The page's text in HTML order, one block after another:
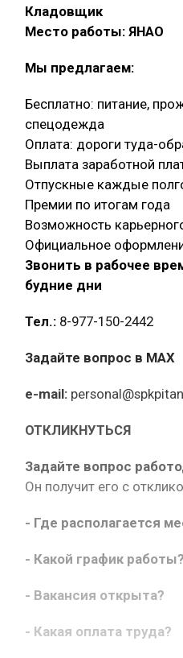
Кладовщик
Место работы: ЯНАО
Мы предлагаем:
Бесплатно: питание,
спецодежда
Оплата: дороги туда-
Выплата заработной
Отпускные каждые
Премии по итогам года
Возможность
Официальное
Звонить в рабочее
будние дни
Тел.: 8-977-150-2442
Задайте вопрос в MAX
e-mail:
ОТКЛИКНУТЬСЯ
Задайте вопрос
Он получит его с
- Где располагается
- Какой график работы?
- Вакансия открыта?
- Какая оплата труда?